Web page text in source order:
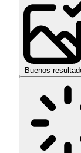
Buenos